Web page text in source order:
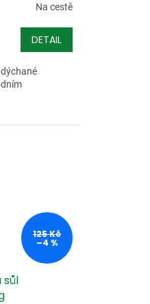
Na cestě
DETAIL
125 Kč
–4 %
sůl